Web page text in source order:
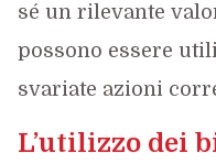
sé un rilevante
possono essere
svariate azioni
L’utilizzo dei